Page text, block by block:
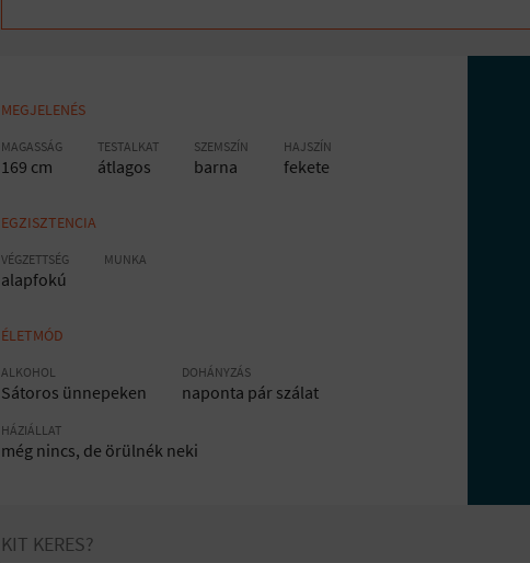
MEGJELENÉS
MAGASSÁG
169 cm
TESTALKAT
átlagos
SZEMSZÍN
barna
HAJSZÍN
fekete
EGZISZTENCIA
VÉGZETTSÉG
alapfokú
MUNKA
ÉLETMÓD
ALKOHOL
Sátoros ünnepeken
DOHÁNYZÁS
naponta pár szálat
HÁZIÁLLAT
még nincs, de örülnék neki
KIT KERES?